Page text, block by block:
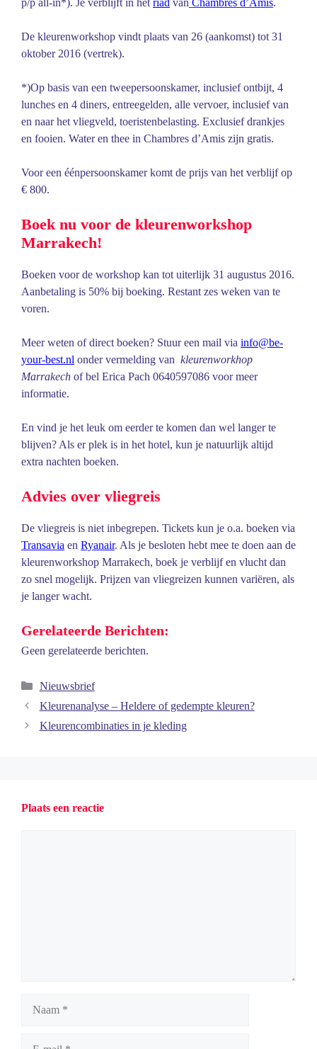
De kleurenworkshop vindt plaats van 26 (aankomst) tot 31
oktober 2016 (vertrek).
*)Op basis van een tweepersoonskamer, inclusief ontbijt, 4
lunches en 4 diners, entreegelden, alle vervoer, inclusief van
en naar het vliegveld, toeristenbelasting. Exclusief drankjes
en fooien. Water en thee in Chambres d’Amis zijn gratis.
Voor een éénpersoonskamer komt de prijs van het verblijf op
€ 800.
Boek nu voor de kleurenworkshop
Marrakech!
Boeken voor de workshop kan tot uiterlijk 31 augustus 2016.
Aanbetaling is 50% bij boeking. Restant zes weken van te
voren.
Meer weten of direct boeken? Stuur een mail via info@be-
your-best.nl onder vermelding van kleurenworkhop
Marrakech of bel Erica Pach 0640597086 voor meer
informatie.
En vind je het leuk om eerder te komen dan wel langer te
blijven? Als er plek is in het hotel, kun je natuurlijk altijd
extra nachten boeken.
Advies over vliegreis
De vliegreis is niet inbegrepen. Tickets kun je o.a. boeken via
Transavia en Ryanair. Als je besloten hebt mee te doen aan de
kleurenworkshop Marrakech, boek je verblijf en vlucht dan
zo snel mogelijk. Prijzen van vliegreizen kunnen variëren, als
je langer wacht.
Gerelateerde Berichten:
Geen gerelateerde berichten.
Categorieën
Nieuwsbrief
Kleurenanalyse – Heldere of gedempte kleuren?
Kleurencombinaties in je kleding
Plaats een reactie